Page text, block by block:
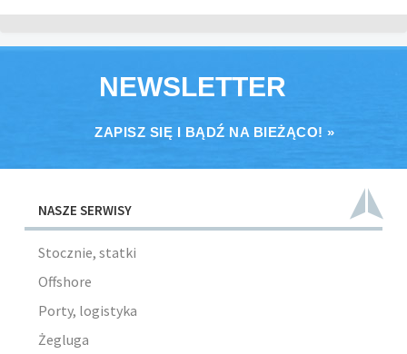
NEWSLETTER
ZAPISZ SIĘ I BĄDŹ NA BIEŻĄCO! »
NASZE SERWISY
Stocznie, statki
Offshore
Porty, logistyka
Żegluga